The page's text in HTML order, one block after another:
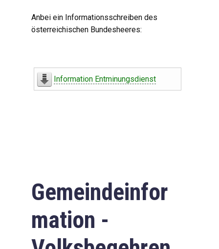
Anbei ein Informationsschreiben des
österreichischen Bundesheeres:
Information Entminungsdienst
Gemeindeinfor
mation -